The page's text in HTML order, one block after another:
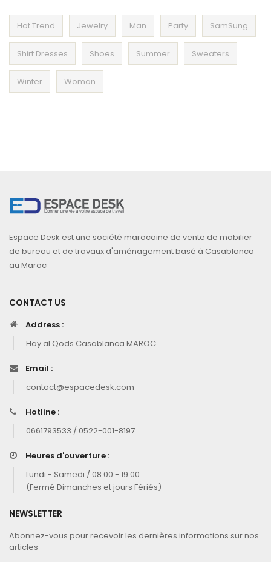
Hot Trend Jewelry Man Party SamSung
Shirt Dresses Shoes Summer Sweaters
Winter Woman
Espace Desk est une société marocaine de vente de mobilier
de bureau et de travaux d'aménagement basé à Casablanca
au Maroc
CONTACT US
Address :
Hay al Qods Casablanca MAROC
Email :
contact@espacedesk.com
Hotline :
0661793533 / 0522-001-8197
Heures d'ouverture :
Lundi - Samedi / 08.00 - 19.00
(Fermé Dimanches et jours Fériés)
NEWSLETTER
Abonnez-vous pour recevoir les dernières informations sur nos
articles